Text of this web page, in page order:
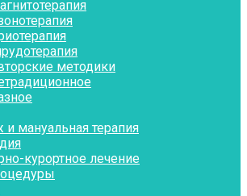
методики
и мануальная терапия
курортное лечение